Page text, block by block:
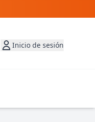
Inicio de sesión